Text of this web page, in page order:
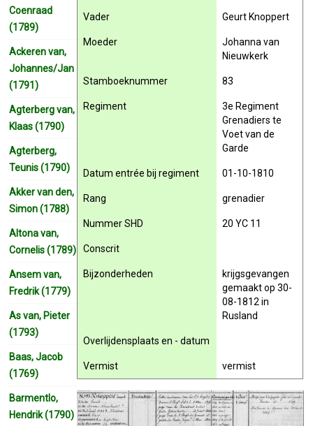
Vader Geurt Knoppert
Moeder
Johanna van
Nieuwkerk
Stamboeknummer 83
Regiment
3e Regiment
Grenadiers te
Voet van de
Garde
Datum entrée bij regiment 01-10-1810
Rang grenadier
Nummer SHD 20 YC 11
Conscrit
Bijzonderheden
krijgsgevangen
gemaakt op 30-
08-1812 in
Rusland
Overlijdensplaats en - datum
Vermist vermist
Coenraad
(1789)
Ackeren van,
Johannes/Jan
(1791)
Agterberg van,
Klaas (1790)
Agterberg,
Teunis (1790)
Akker van den,
Simon (1788)
Altona van,
Cornelis (1789)
Ansem van,
Fredrik (1779)
As van, Pieter
(1793)
Baas, Jacob
(1769)
Barmentlo,
Hendrik (1790)